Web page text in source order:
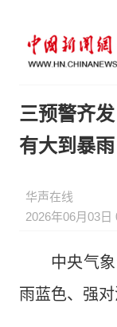
三预警齐
有大到暴雨
华声在线
2026年06月03日
中央气象
雨蓝色、强对